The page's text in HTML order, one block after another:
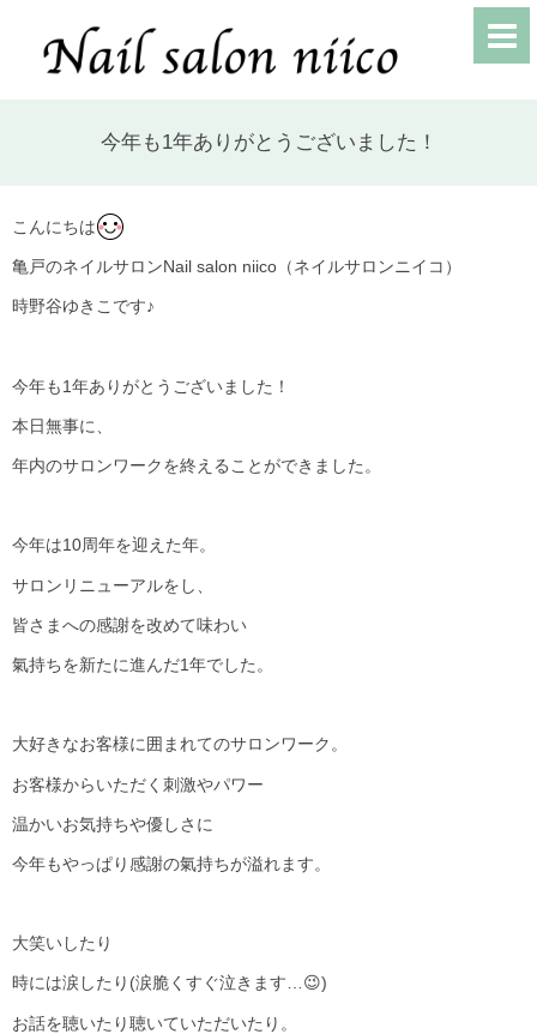
今年も1年ありがとうございました！
こんにちは
亀戸のネイルサロンNail salon niico（ネイルサロンニイコ）
時野谷ゆきこです♪
今年も1年ありがとうございました！
本日無事に、
年内のサロンワークを終えることができました。
今年は10周年を迎えた年。
サロンリニューアルをし、
皆さまへの感謝を改めて味わい
氣持ちを新たに進んだ1年でした。
大好きなお客様に囲まれてのサロンワーク。
お客様からいただく刺激やパワー
温かいお気持ちや優しさに
今年もやっぱり感謝の氣持ちが溢れます。
大笑いしたり
時には涙したり (涙脆くすぐ泣きます…😉)
お話を聴いたり聴いていただいたり。